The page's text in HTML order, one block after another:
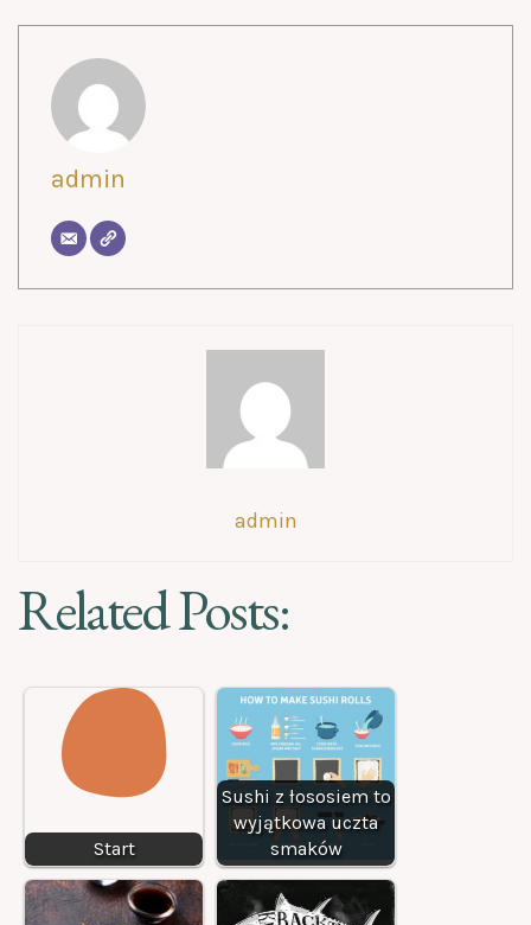
admin
admin
Related Posts:
Start
Sushi z łososiem to
wyjątkowa uczta
smaków